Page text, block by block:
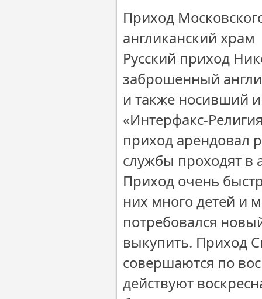
Приход
англиканский храм
Русский приход
заброшенный
и также носивший
«Интерфакс-
приход арендовал
службы проходят в
Приход очень
них много детей и
потребовался
выкупить. Приход
совершаются по
действуют